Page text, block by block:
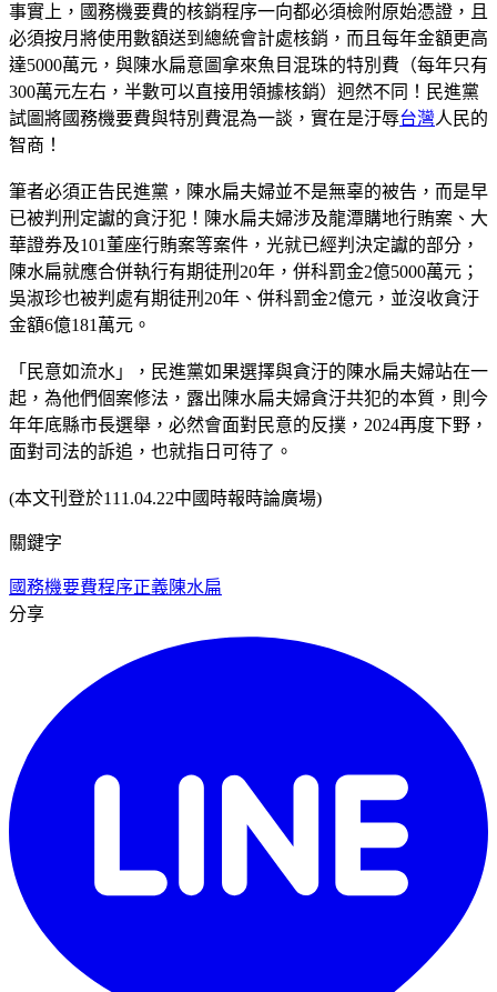
事實上，國務機要費的核銷程序一向都必須檢附原始憑證，且
必須按月將使用數額送到總統會計處核銷，而且每年金額更高
達5000萬元，與陳水扁意圖拿來魚目混珠的特別費（每年只有
300萬元左右，半數可以直接用領據核銷）迥然不同！民進黨
試圖將國務機要費與特別費混為一談，實在是汙辱台灣人民的
智商！
筆者必須正告民進黨，陳水扁夫婦並不是無辜的被告，而是早
已被判刑定讞的貪汙犯！陳水扁夫婦涉及龍潭購地行賄案、大
華證券及101董座行賄案等案件，光就已經判決定讞的部分，
陳水扁就應合併執行有期徒刑20年，併科罰金2億5000萬元；
吳淑珍也被判處有期徒刑20年、併科罰金2億元，並沒收貪汙
金額6億181萬元。
「民意如流水」，民進黨如果選擇與貪汙的陳水扁夫婦站在一
起，為他們個案修法，露出陳水扁夫婦貪汙共犯的本質，則今
年年底縣市長選舉，必然會面對民意的反撲，2024再度下野，
面對司法的訴追，也就指日可待了。
(本文刊登於111.04.22中國時報時論廣場)
關鍵字
國務機要費程序正義陳水扁
分享